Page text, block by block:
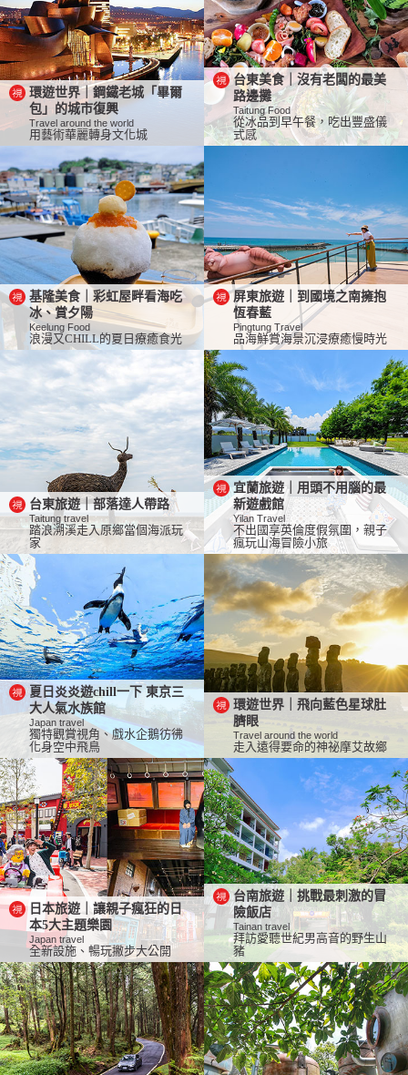
環遊世界｜鋼鐵老城「畢爾
包」的城市復興
Travel around the world
用藝術華麗轉身文化城
台東美食｜沒有老闆的最美
路邊攤
Taitung Food
從冰品到早午餐，吃出豐盛儀
式感
基隆美食｜彩虹屋畔看海吃
冰、賞夕陽
Keelung Food
浪漫又CHILL的夏日療癒食光
屏東旅遊｜到國境之南擁抱
恆春藍
Pingtung Travel
品海鮮賞海景沉浸療癒慢時光
台東旅遊｜部落達人帶路
Taitung travel
踏浪溯溪走入原鄉當個海派玩
家
宜蘭旅遊｜用頭不用腦的最
新遊戲館
Yilan Travel
不出國享英倫度假氛圍，親子
瘋玩山海冒險小旅
夏日炎炎遊chill一下 東京三
大人氣水族館
Japan travel
獨特觀賞視角、戲水企鵝彷彿
化身空中飛鳥
環遊世界｜飛向藍色星球肚
臍眼
Travel around the world
走入遠得要命的神祕摩艾故鄉
日本旅遊｜讓親子瘋狂的日
本5大主題樂園
Japan travel
全新設施、暢玩撇步大公開
台南旅遊｜挑戰最刺激的冒
險飯店
Tainan travel
拜訪愛聽世紀男高音的野生山
豬